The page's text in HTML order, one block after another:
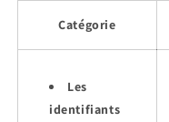
Catégorie
Les
identifiants